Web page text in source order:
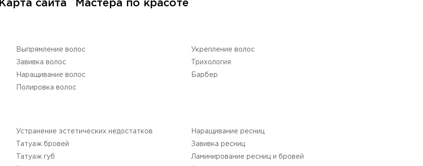
Карта сайта `Мастера по красоте`
Выпрямление волос
Завивка волос
Наращивание волос
Полировка волос
Укрепление волос
Трихология
Барбер
Устранение эстетических недостатков
Татуаж бровей
Татуаж губ
Наращивание ресниц
Завивка ресниц
Ламинирование ресниц и бровей